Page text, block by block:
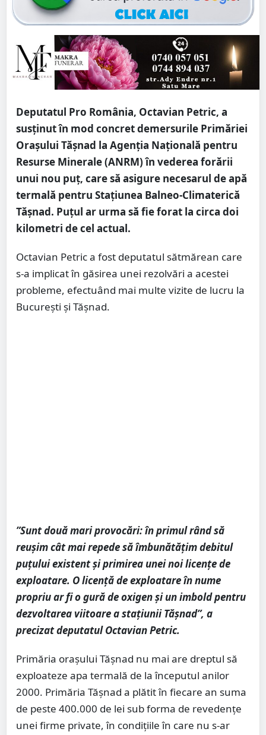
Deputatul Pro România, Octavian Petric, a
susținut în mod concret demersurile Primăriei
Orașului Tășnad la Agenția Națională pentru
Resurse Minerale (ANRM) în vederea forării
unui nou puț, care să asigure necesarul de apă
termală pentru Stațiunea Balneo-Climaterică
Tășnad. Puțul ar urma să fie forat la circa doi
kilometri de cel actual.
Octavian Petric a fost deputatul sătmărean care
s-a implicat în găsirea unei rezolvări a acestei
probleme, efectuând mai multe vizite de lucru la
București și Tășnad.
”Sunt două mari provocări: în primul rând să
reușim cât mai repede să îmbunătățim debitul
puțului existent și primirea unei noi licențe de
exploatare. O licență de exploatare în nume
propriu ar fi o gură de oxigen și un imbold pentru
dezvoltarea viitoare a stațiunii Tășnad”, a
precizat deputatul Octavian Petric.
Primăria orașului Tășnad nu mai are dreptul să
exploateze apa termală de la începutul anilor
2000. Primăria Tășnad a plătit în fiecare an suma
de peste 400.000 de lei sub forma de revedențe
unei firme private, în condițiile în care nu s-ar